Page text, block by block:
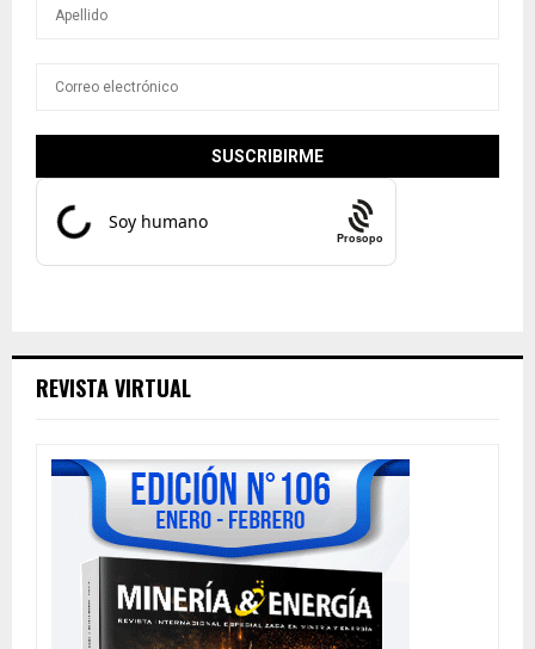
Prosopo
REVISTA VIRTUAL